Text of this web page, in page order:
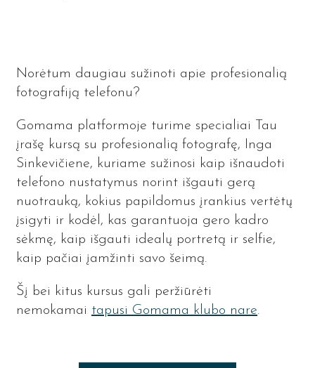
Norėtum daugiau sužinoti apie profesionalią
fotografiją telefonu?
Gomama platformoje turime specialiai Tau
įrašę kursą su profesionalią fotografę, Inga
Sinkevičiene, kuriame sužinosi kaip išnaudoti
telefono nustatymus norint išgauti gerą
nuotrauką, kokius papildomus įrankius vertėtų
įsigyti ir kodėl, kas garantuoja gero kadro
sėkmę, kaip išgauti idealų portretą ir selfie,
kaip pačiai įamžinti savo šeimą.
Šį bei kitus kursus gali peržiūrėti
nemokamai tapusi Gomama klubo nare.